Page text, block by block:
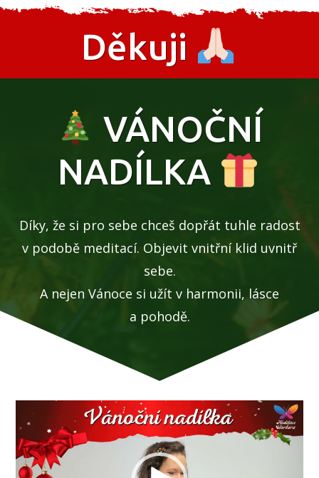
Děkuji
VÁNOČNÍ
NADÍLKA
Díky, že si pro sebe chceš dopřát tuhle radost
v podobě meditací. Objevit vnitřní klid uvnitř
sebe.
A nejen Vánoce si užít v harmonii, lásce
a pohodě.
Video
přehrávač